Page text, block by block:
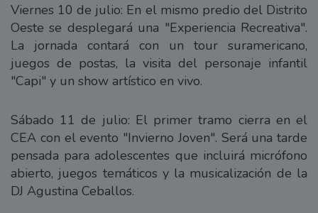
Viernes 10 de julio: En el mismo predio del Distrito
Oeste se desplegará una "Experiencia Recreativa".
La jornada contará con un tour suramericano,
juegos de postas, la visita del personaje infantil
"Capi" y un show artístico en vivo.
Sábado 11 de julio: El primer tramo cierra en el
CEA con el evento "Invierno Joven". Será una tarde
pensada para adolescentes que incluirá micrófono
abierto, juegos temáticos y la musicalización de la
DJ Agustina Ceballos.